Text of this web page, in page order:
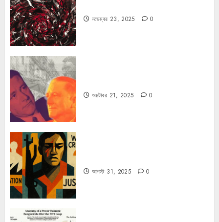
নভেম্বর 23, 2025 0
অক্টোবর 21, 2025 0
আগস্ট 31, 2025 0